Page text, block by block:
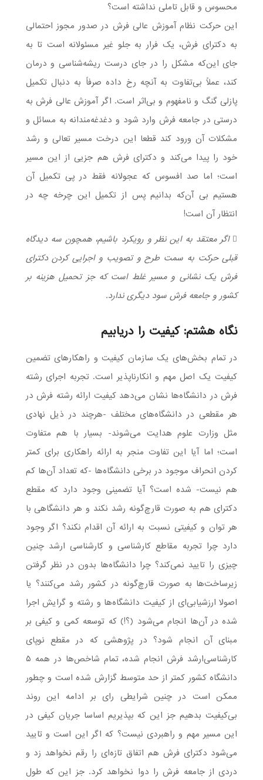
محسوس و قابل تاملی نداشته است؟
این حرکت نظام آموزش عالی فرش در صدور مجوز احتمالی
به دکترای فرش، یک فرار به جلو غیر مسئولانه است تا به
جای این‌که مشکل را در جای درست ریشه‌شناسی و درمان
کند، عملاً بی‌تفاوت به آنچه رخ داده صرفاً به دنبال تکمیل
پازلی گنگ و نامفهوم و بی‌اثر است. اگر آموزش عالی فرش به
درستی در جامعه فرش وارد شود و دغدغه‌مندانه به مسائل و
مشکلات آن ورود کند قطعا این درخت مسیر تعالی و رشد
خود را پیدا می‌کند و دکترای فرش هم جزیی از این مسیر
است؛ اما صد افسوس که عجولانه فقط در پی تکمیل آن
هستیم بی آن‌که بدانیم پس از تکمیل این چرخه چه در
انتظار آن است!
 اگر معتقد به این نظر و رویکرد باشیم، همچون سه دیدگاه
قبلی حرکت به سمت طرح و تصویب و اجرایی کردن دکترای
فرش یک نشانی و مسیر غلط است که جز تحمیل هزینه بر
کشور و جامعه فرش سود دیگری ندارد.
نگاه هشتم: کیفیت را دریابیم
در تمام بخش‌های یک سازمان کیفیت و راهکارهای تضمین
کیفیت یک اصل مهم و انکارناپذیر است. تجربه اجرای رشته
فرش در دانشگاه‌ها نشان می‌دهد کیفیت ارائه رشته فرش در
هر مقطعی در دانشگاه‌های مختلف -هرچند در ذیل نهادی
مثل وزارت علوم هدایت می‌شوند- بسیار با هم متفاوت
است؛ اما آیا این تفاوت منجر به ارائه راهکاری برای کمتر
کردن انحراف موجود در برخی دانشگاه‌ها -که تعداد آن‌ها کم
هم نیست- شده است؟ آیا تضمینی وجود دارد که مقطع
دکترای هم به صورت قارچ‌گونه رشد نکند و هر دانشگاهی با
هر توان و کیفیتی نسبت به ارائه آن اقدام نکند؟ اگر وجود
دارد چرا تجربه مقاطع کارشناسی و کارشناسی ارشد چنین
چیزی را تایید نمی‌کند؟ چرا دانشگاه‌ها بدون در نظر گرفتن
زیرساخت‌ها به صورت قارچ‌گونه در کشور رشد می‌کنند؟ یا
اصولا ارزشیابی‌ای از کیفیت دانشگاه‌ها و رشته و گرایش اجرا
شده در آن‌ها انجام می‌شود (؟!) که توسعه کمی و کیفی بر
مبنای آن انجام شود؟ در پژوهشی که در مقطع نوپای
کارشناسی‌ارشد فرش انجام شده، تمام شاخص‌ها در همه ۵
دانشگاه کشور کمتر از حد متوسط گزارش شده است و چطور
ممکن است در چنین شرایطی رای بر ادامه این روند
بی‌کیفیت بدهیم جز این که بپذیریم اساسا جریان کیفی در
این مسیر مهم و راهبردی نیست؟ که اگر این است و تایید
می‌شود دکترای فرش هم اتفاق تازه‌ای را رقم نخواهد زد و
دردی از جامعه فرش را دوا نخواهد کرد. جز این که طول